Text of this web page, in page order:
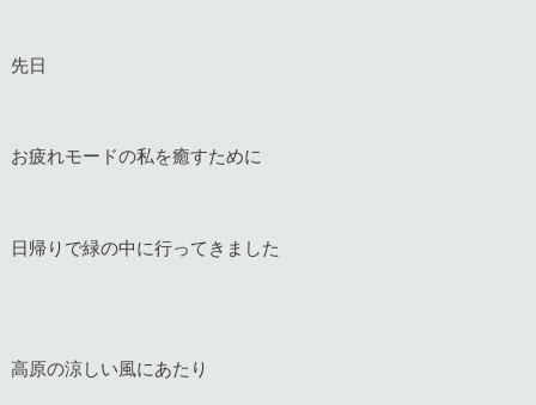
先日
お疲れモードの私を癒すために
日帰りで緑の中に行ってきました
高原の涼しい風にあたり